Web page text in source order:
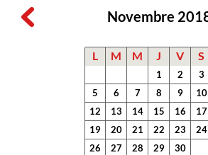
Novembre
L M M J V S
1 2 3
5
6 7 8 9 10
12
13 14 15 16 17
19
20 21 22 23 24
26
27 28 29 30